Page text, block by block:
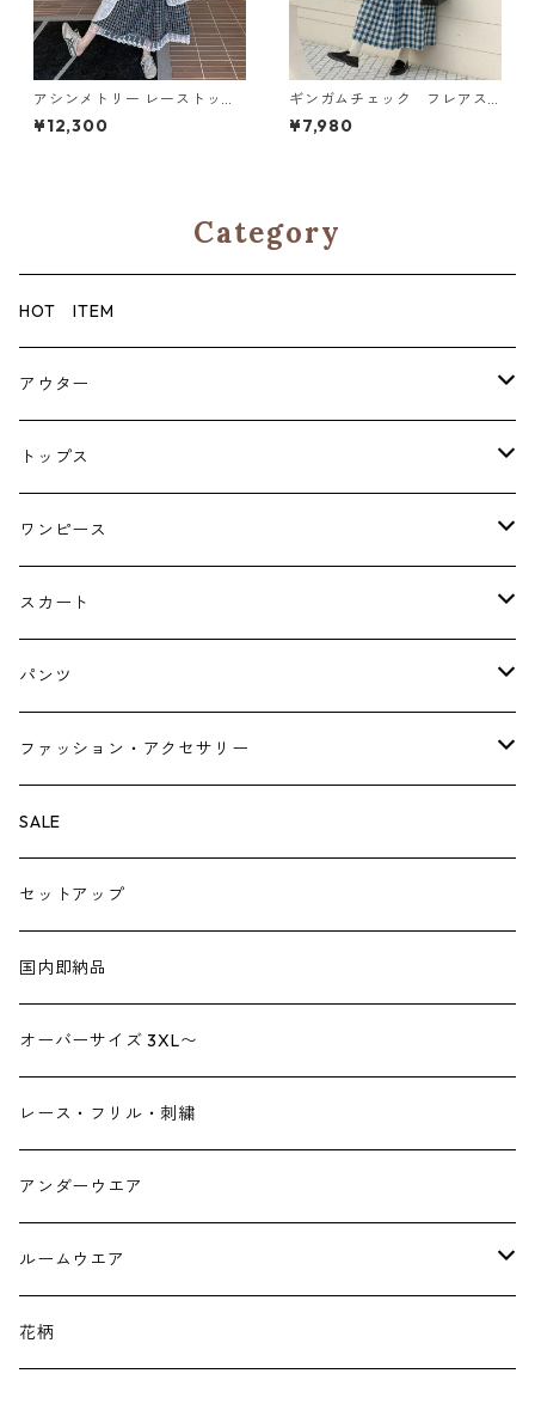
アシンメトリー レーストップ
& チェック柄スカート セット
アップ M 250250
¥12,300
ギンガムチェック フレアス
カート N SK075
¥7,980
Category
HOT ITEM
アウター
コート
ジャケット
トップス
ブラウス・シャツ
Tシャツ・スウェット・パーカー
ニット・カーディガン
ベスト・ジレ
ワンピース
キャミソールワンピース
ジャンパースカート
スカート
ペチスカート
パンツ
レギンス
ペチパンツ
サロペット
ジャンプスーツ
デニム
ファッション・アクセサリー
バック
トートバック
ショルダーバック
シューズ
ブーツ
パンプス
帽子
ヘアーアクセサリー
ストール
つけ襟
イヤリング・ピアス
ネックレス・ブローチ
SALE
セットアップ
国内即納品
オーバーサイズ 3XL〜
レース・フリル・刺繍
アンダーウエア
ルームウエア
パジャマ
花柄